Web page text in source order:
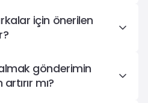
için önerilen
gönderimin
mı?